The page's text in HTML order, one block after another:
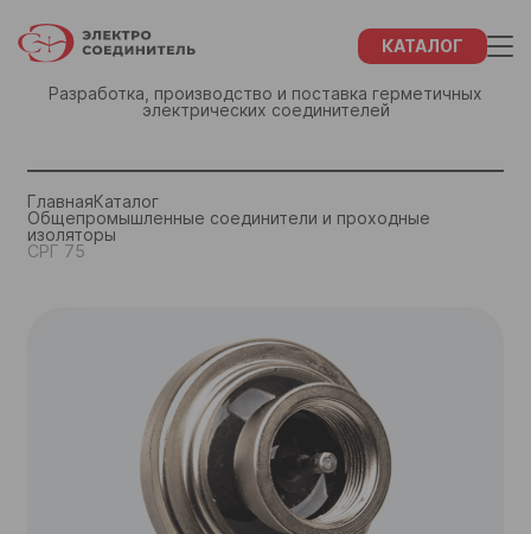
КАТАЛОГ
Разработка, производство и поставка герметичных
электрических соединителей
ГлавнаяКаталог
Общепромышленные соединители и проходные
изоляторы
СРГ 75Название компании
ЗАКАЗ
ФИО
ИНН Вашей компании
+7 (855) 932-68-46
+7 (855) 934-92-27
+7 (843) 202-37-10
+7 (843) 202-37-57
Закрыть